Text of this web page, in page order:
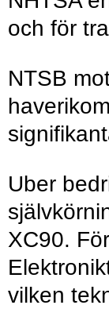
och för
NTSB
Uber
XC90.
vilken